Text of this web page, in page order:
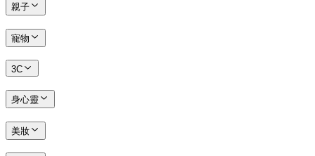
親子
寵物
3C
身心靈
美妝